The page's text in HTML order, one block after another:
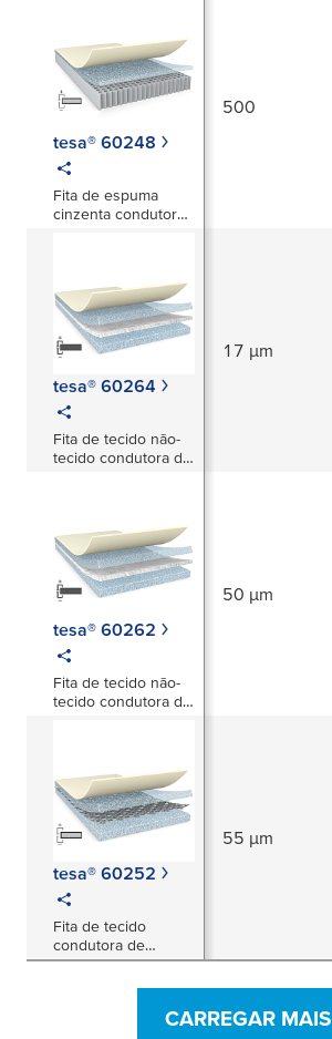
tesa® 60248
Fita de espuma
cinzenta condutora
500
tesa® 60264
Fita de tecido não-
tecido condutora de
17 µm
tesa® 60262
Fita de tecido não-
tecido condutora de
50 µm
tesa® 60252
Fita de tecido
condutora de
eletricidade cinzenta
55 µm
CARREGAR MAIS